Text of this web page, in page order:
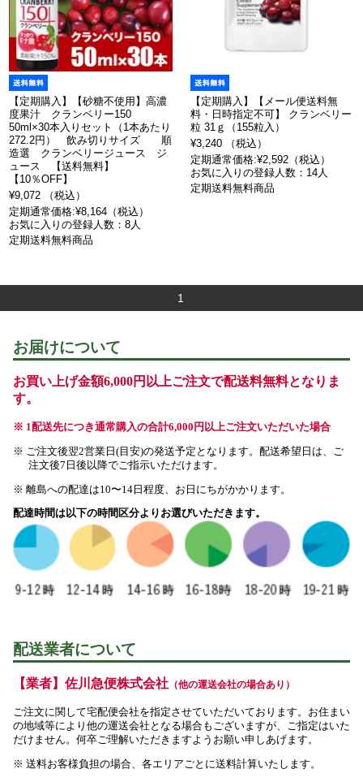
【定期購入】【砂糖不使用】高濃
度果汁 クランベリー150
50ml×30本入りセット（1本あたり
272.2円） 飲み切りサイズ 順
造選 クランベリージュース ジ
ュース 【送料無料】
【10％OFF】
¥9,072 （税込）
定期通常価格:¥8,164（税込）
お気に入りの登録人数：8人
定期送料無料商品
【定期購入】【メール便送料無
料・日時指定不可】 クランベリー
粒 31ｇ（155粒入）
¥3,240 （税込）
定期通常価格:¥2,592（税込）
お気に入りの登録人数：14人
定期送料無料商品
1